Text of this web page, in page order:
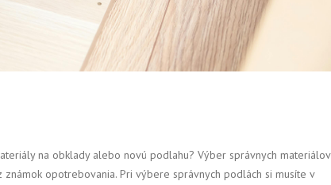
na obklady alebo novú podlahu? Výber správnych materiálov
opotrebovania. Pri výbere správnych podlách si musíte v